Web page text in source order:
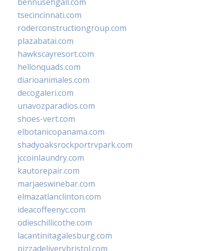
tsecincinnati.com
roderconstructiongroup.com
plazabatai.com
hawkscayresort.com
hellonquads.com
diarioanimales.com
decogaleri.com
unavozparadios.com
shoes-vert.com
elbotanicopanama.com
shadyoaksrockportrvpark.com
jccoinlaundry.com
kautorepair.com
marjaeswinebar.com
elmazatlanclinton.com
ideacoffeenyc.com
odieschillicothe.com
lacantinitagalesburg.com
pizzadeliverybristol.com